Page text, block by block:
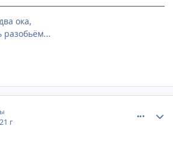
ока,
разобьём...
21 г